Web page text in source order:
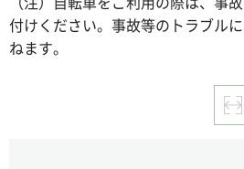
付けください。事故等のトラブル
ねます。